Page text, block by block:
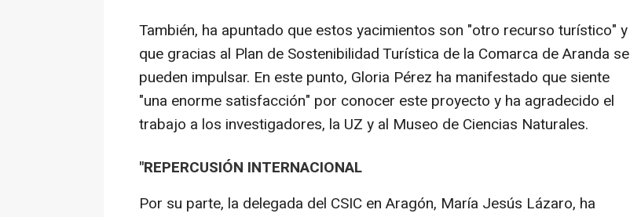
También, ha apuntado que estos yacimientos son "otro recurso turístico" y
que gracias al Plan de Sostenibilidad Turística de la Comarca de Aranda se
pueden impulsar. En este punto, Gloria Pérez ha manifestado que siente
"una enorme satisfacción" por conocer este proyecto y ha agradecido el
trabajo a los investigadores, la UZ y al Museo de Ciencias Naturales.
"REPERCUSIÓN INTERNACIONAL
Por su parte, la delegada del CSIC en Aragón, María Jesús Lázaro, ha